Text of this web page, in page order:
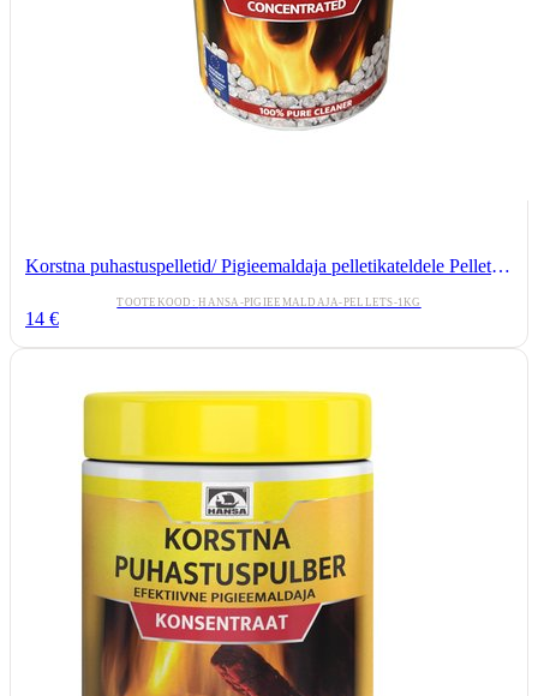
Korstna puhastuspelletid/ Pigieemaldaja pelletikateldele Pellets 1 kg Hansa
TOOTEKOOD:HANSA-PIGIEEMALDAJA-PELLETS-1KG
14 €